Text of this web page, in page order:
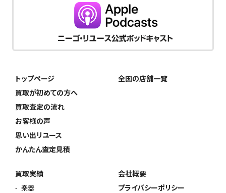
トップページ
買取が初めての方へ
買取査定の流れ
お客様の声
思い出リユース
かんたん査定見積
全国の店舗一覧
買取実績
楽器
会社概要
プライバシーポリシー